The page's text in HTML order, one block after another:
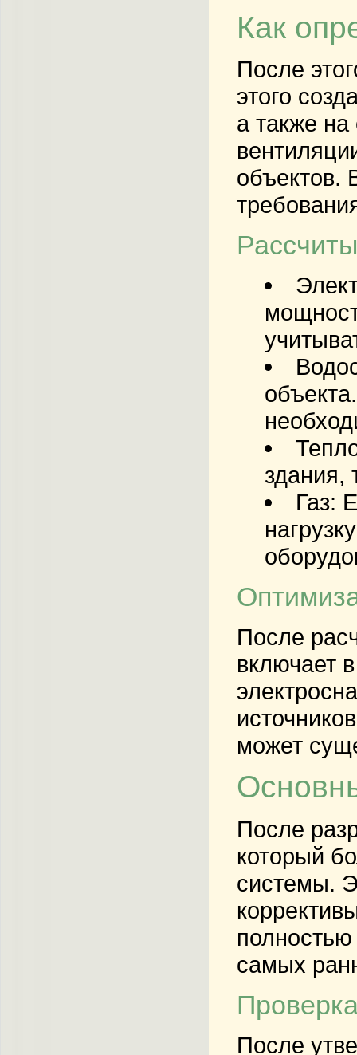
Как
После
этого
а также
объектов.
здания,
Газ:
После
включает
может
После
который
системы.
самых
После